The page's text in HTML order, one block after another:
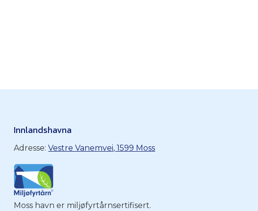
Innlandshavna
Adresse:Vestre Vanemvei, 1599 Moss
Moss havn er miljøfyrtårnsertifisert.